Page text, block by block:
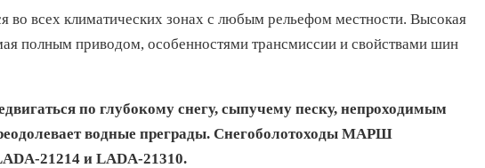
всех климатических зонах с любым рельефом местности. Высокая
полным приводом, особенностями трансмиссии и свойствами шин
по глубокому снегу, сыпучему песку, непроходимым
водные преграды. Снегоболотоходы МАРШ
21214 и LADA-21310.